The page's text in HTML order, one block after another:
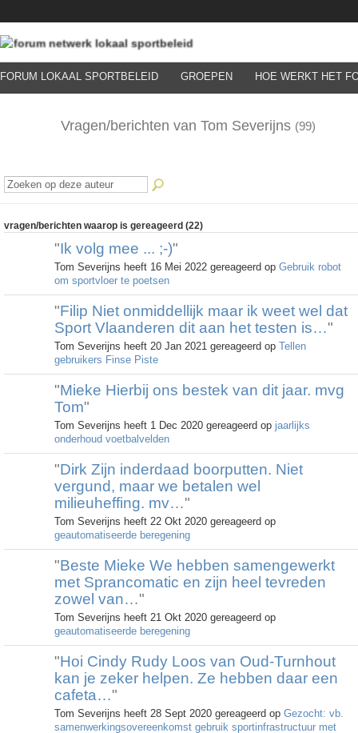
FORUM LOKAAL SPORTBELEID GROEPEN HOE WERKT HET
Vragen/berichten van Tom Severijns (99)
vragen/berichten waarop is gereageerd (22)
"Ik volg mee ... ;-)"
Tom Severijns heeft 16 Mei 2022 gereageerd op Gebruik robot
om sportvloer te poetsen
"Filip Niet onmiddellijk maar ik weet wel dat
Sport Vlaanderen dit aan het testen is…"
Tom Severijns heeft 20 Jan 2021 gereageerd op Tellen
gebruikers Finse Piste
"Mieke Hierbij ons bestek van dit jaar. mvg
Tom"
Tom Severijns heeft 1 Dec 2020 gereageerd op jaarlijks
onderhoud voetbalvelden
"Dirk Zijn inderdaad boorputten. Niet
vergund, maar we betalen wel
milieuheffing. mv…"
Tom Severijns heeft 22 Okt 2020 gereageerd op
geautomatiseerde beregening
"Beste Mieke We hebben samengewerkt
met Sprancomatic en zijn heel tevreden
zowel van…"
Tom Severijns heeft 21 Okt 2020 gereageerd op
geautomatiseerde beregening
"Hoi Cindy Rudy Loos van Oud-Turnhout
kan je zeker helpen. Ze hebben daar een
cafeta…"
Tom Severijns heeft 28 Sept 2020 gereageerd op Gezocht: vb.
samenwerkingsovereenkomst gebruik sportinfrastructuur met